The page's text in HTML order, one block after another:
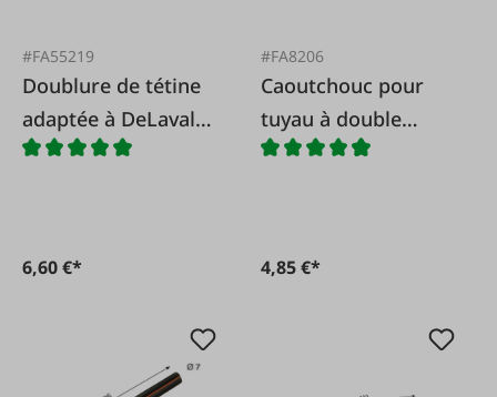
#FA55219
Doublure de tétine
adaptée à DeLaval
Harmony 960037-02
6,60 €*
#FA8206
Caoutchouc pour
tuyau à double
impulsion
4,85 €*